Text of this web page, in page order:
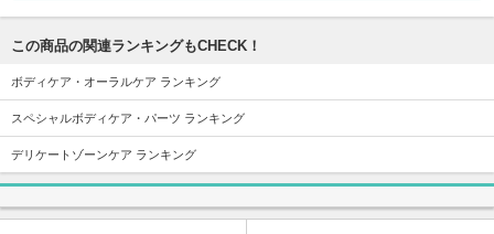
この商品の関連ランキングもCHECK！
ボディケア・オーラルケア ランキング
スペシャルボディケア・パーツ ランキング
デリケートゾーンケア ランキング